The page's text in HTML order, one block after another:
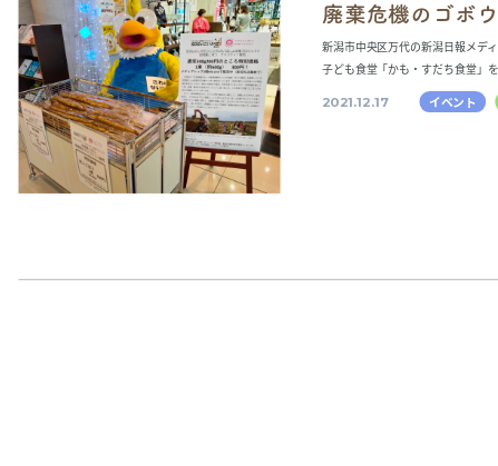
廃棄危機のゴボ
新潟市中央区万代の新潟日報メデ
子ども食堂「かも・すだち食堂」
2021.12.17 イベント